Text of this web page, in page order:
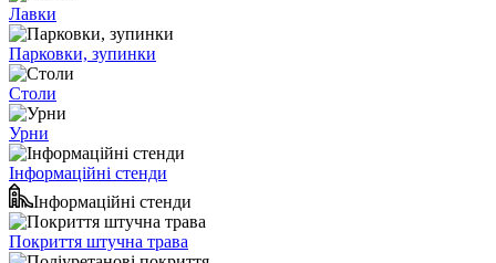
Лавки
Парковки, зупинки
Столи
Урни
Інформаційні стенди
Інформаційні стенди
Покриття штучна трава